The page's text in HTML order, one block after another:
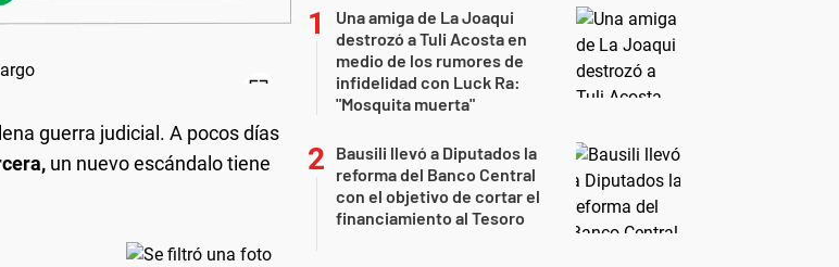
guerra judicial. A pocos días
un nuevo escándalo tiene
Una amiga de La Joaqui
destrozó a Tuli Acosta en
medio de los rumores de
infidelidad con Luck Ra:
"Mosquita muerta"
Bausili llevó a Diputados la
reforma del Banco Central
con el objetivo de cortar el
financiamiento al Tesoro